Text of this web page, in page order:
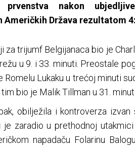
prvenstva nakon
Američkih Država rezultatom
za trijumf Belgijanaca bio je
u 9. i 33. minuti. Preostale
Romelu Lukaku u trećoj minuti
bio je Malik Tillman u 31.
obilježila i kontroverza
je zaradio u prethodnoj
napadaču Folarinu